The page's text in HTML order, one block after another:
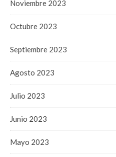
Noviembre 2023
Octubre 2023
Septiembre 2023
Agosto 2023
Julio 2023
Junio 2023
Mayo 2023